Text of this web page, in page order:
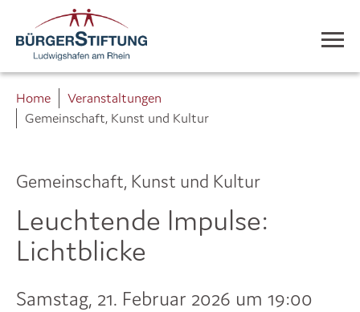
Home
Veranstaltungen
Gemeinschaft, Kunst und Kultur
Gemeinschaft, Kunst und Kultur
Leuchtende Impulse:
Lichtblicke
Samstag, 21. Februar 2026 um 19:00